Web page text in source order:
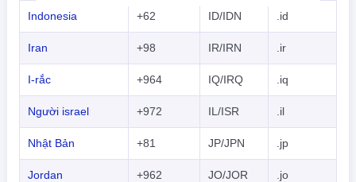
tiếng Việt
Indonesian
한국어
हिंदी
Indonesia +62 ID/IDN .id
Iran +98 IR/IRN .ir
I-rắc +964 IQ/IRQ .iq
Người israel +972 IL/ISR .il
Nhật Bản +81 JP/JPN .jp
Jordan +962 JO/JOR .jo